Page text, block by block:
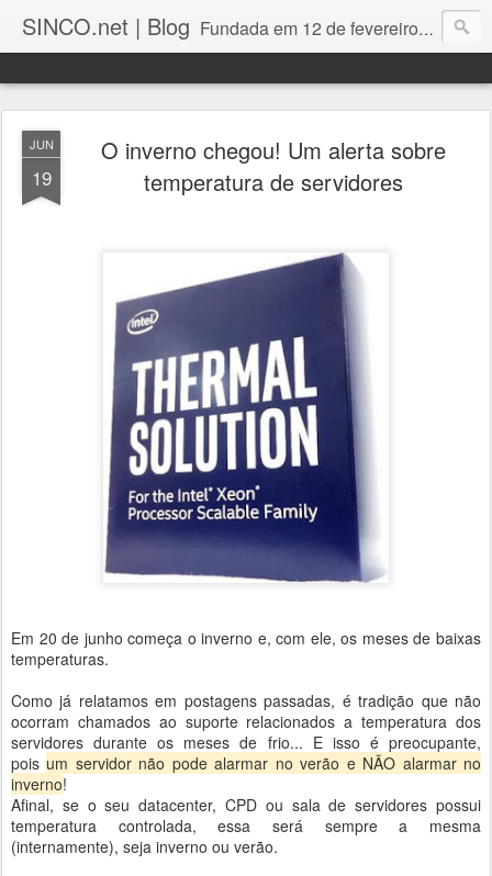
SINCO.net | Blog Fundada em 12 de fevereiro de 1982. Fabricante brasileira de servidores e workstations. Certificações: Intel Technology Provider Platinum, Seagate Storage Solution Provider, Kingston Premium Reseller, Nilko Design Partner.
JUN
19
O inverno chegou! Um alerta sobre
temperatura de servidores
Em 20 de junho começa o inverno e, com ele, os meses de baixas
temperaturas.
Como já relatamos em postagens passadas, é tradição que não
ocorram chamados ao suporte relacionados a temperatura dos
servidores durante os meses de frio... E isso é preocupante,
pois um servidor não pode alarmar no verão e NÃO alarmar no
inverno!
Afinal, se o seu datacenter, CPD ou sala de servidores possui
temperatura controlada, essa será sempre a mesma
(internamente), seja inverno ou verão.